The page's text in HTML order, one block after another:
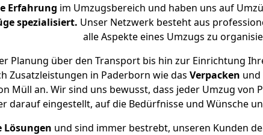
Erfahrung im Umzugsbereich und haben uns auf
spezialisiert. Unser Netzwerk besteht aus
alle Aspekte eines Umzugs zu
Planung über den Transport bis hin zur Einrichtung
Zusatzleistungen in Paderborn wie das Verpacken und
Müll an. Wir sind uns bewusst, dass jeder Umzug
darauf eingestellt, auf die Bedürfnisse und Wünsche
Lösungen und sind immer bestrebt, unseren Kunden